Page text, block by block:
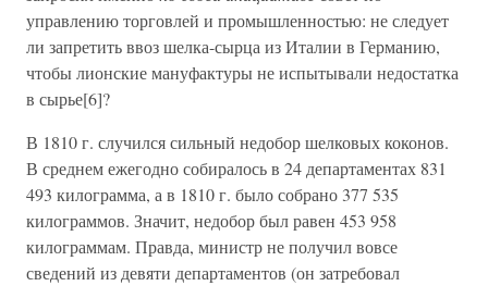
управлению торговлей и промышленностью: не следует
ли запретить ввоз шелка-сырца из Италии в Германию,
чтобы лионские мануфактуры не испытывали недостатка
в сырье[6]?
В 1810 г. случился сильный недобор шелковых коконов.
В среднем ежегодно собиралось в 24 департаментах 831
493 килограмма, а в 1810 г. было собрано 377 535
килограммов. Значит, недобор был равен 453 958
килограммам. Правда, министр не получил вовсе
сведений из девяти департаментов (он затребовал